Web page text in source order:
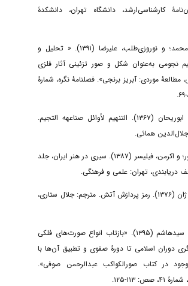
کارشناسی‌ارشد، دانشگاه تهران، دانشکدۀ
۲. - افروغ، محمد؛ و نوروزی‌طلب، علیرضا (۱۳۹۱). « تحلیل و
نجومی به‌عنوان شکل و صور تزئینی آثار فلزی
مطالعۀ موردی: آبریز برنجی». فصلنامۀ نگره، شمارۀ
۳. - بیرونی، ابوریحان (۱۳۶۷). التنهیم لأوائل صناعهه التجیم.
همائی.
۴. -پوپ، آرتور؛ و اکرمن، فیلیسر (۱۳۸۷). سیری در هنر ایران، جلد
۵. - پیربایار، ژان (۱۳۷۶). رمز پردازش آتش. مترجم: جلال ستاری،
۶. - حسینی، سید‌هاشم (۱۳۹۵). «بازتاب انواع صورت‌های فلکی
دوران اسلامی تا دورۀ صفوی و تطبیق آن‌ها با
در کتاب صورالکواکب عبدالرحمن صوفی».
۱۱۳-۱۲۵.